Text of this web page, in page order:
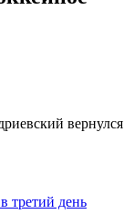
третий день